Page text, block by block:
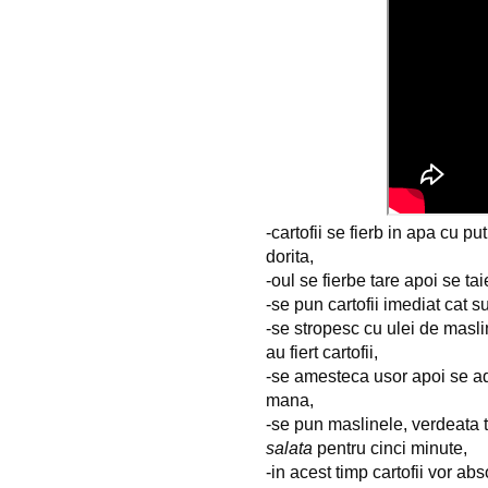
-cartofii se fierb in apa cu
dorita,
-oul se fierbe tare apoi se
-se pun cartofii imediat cat
-se stropesc cu ulei de
au fiert cartofii,
-se amesteca usor apoi se
mana,
salata pentru cinci minute,
-in acest timp cartofii vor